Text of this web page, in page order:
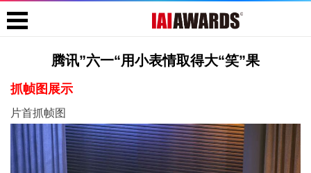
腾讯”六一“用小表情取得大“笑”果
抓帧图展示
片首抓帧图